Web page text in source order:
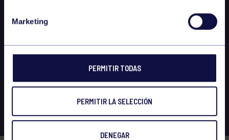
Marketing
PERMITIR TODAS
PERMITIR LA SELECCIÓN
DENEGAR